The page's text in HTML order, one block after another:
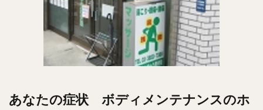
あなたの症状 ボディメンテナンスのホ